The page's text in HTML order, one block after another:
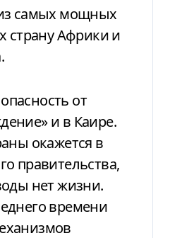
самых мощных
страну Африки и
от
и в Каире.
окажется в
правительства,
нет жизни.
времени